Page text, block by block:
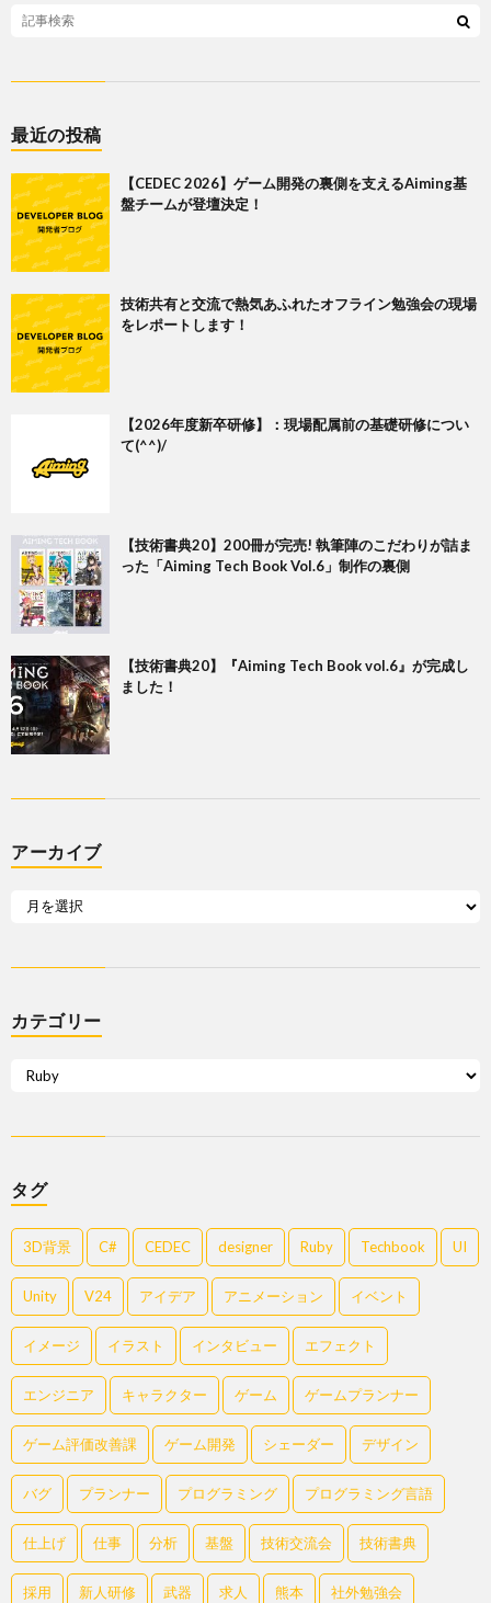
最近の投稿
【CEDEC 2026】ゲーム開発の裏側を支えるAiming基
盤チームが登壇決定！
技術共有と交流で熱気あふれたオフライン勉強会の現場
をレポートします！
【2026年度新卒研修】：現場配属前の基礎研修につい
て(^^)/
【技術書典20】200冊が完売! 執筆陣のこだわりが詰ま
った「Aiming Tech Book Vol.6」制作の裏側
【技術書典20】『Aiming Tech Book vol.6』が完成し
ました！
アーカイブ
カテゴリー
タグ
3D背景 C# CEDEC designer Ruby Techbook UI
Unity V24 アイデア アニメーション イベント
イメージ イラスト インタビュー エフェクト
エンジニア キャラクター ゲーム ゲームプランナー
ゲーム評価改善課 ゲーム開発 シェーダー デザイン
バグ プランナー プログラミング プログラミング言語
仕上げ 仕事 分析 基盤 技術交流会 技術書典
採用 新人研修 武器 求人 熊本 社外勉強会